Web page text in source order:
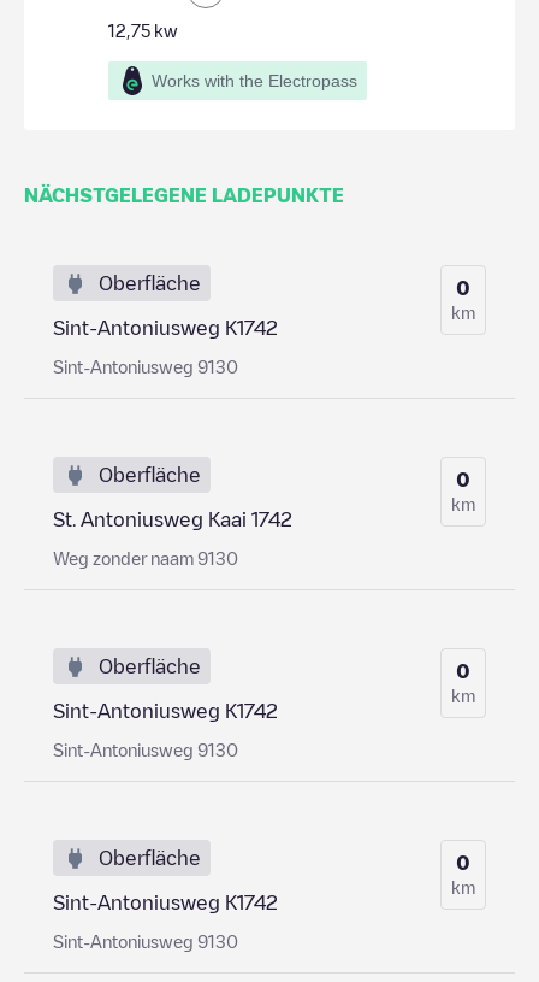
12,75 kw
Works with the Electropass
NÄCHSTGELEGENE LADEPUNKTE
Oberfläche
Sint-Antoniusweg K1742
Sint-Antoniusweg 9130
0
km
Oberfläche
St. Antoniusweg Kaai 1742
Weg zonder naam 9130
0
km
Oberfläche
Sint-Antoniusweg K1742
Sint-Antoniusweg 9130
0
km
Oberfläche
Sint-Antoniusweg K1742
Sint-Antoniusweg 9130
0
km